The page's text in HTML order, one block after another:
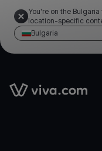
You're on the
location-specific
Bulgaria
Link to the homepage